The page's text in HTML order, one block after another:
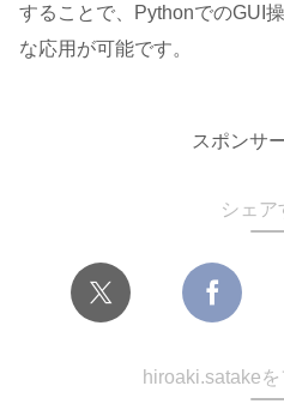
することで、PythonでのGUI
な応用が可能です。
スポンサ
シェア
hiroaki.satake